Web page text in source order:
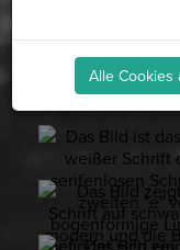
Alle Cookies